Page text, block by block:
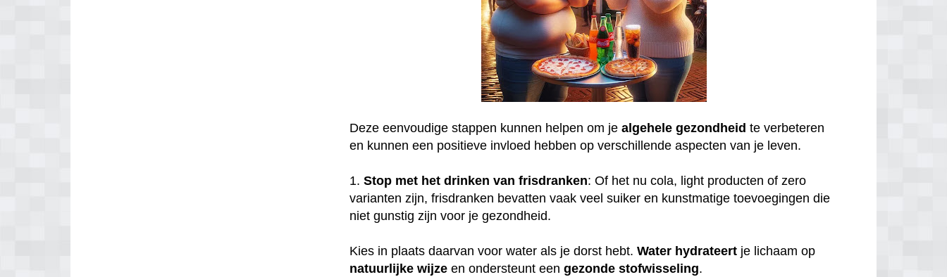
Deze eenvoudige stappen kunnen helpen om jealgehele gezondheid te verbeteren
en kunnen een positieve invloed hebben op verschillende aspecten van je leven.
1.Stop met het drinken van frisdranken: Of het nu cola, light producten of zero
varianten zijn, frisdranken bevatten vaak veel suiker en kunstmatige toevoegingen die
niet gunstig zijn voor je gezondheid.
Kies in plaats daarvan voor water als je dorst hebt.Water hydrateert je lichaam op
natuurlijke wijze en ondersteunt eengezonde stofwisseling.